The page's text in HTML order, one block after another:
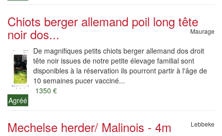
Chiots berger allemand poil long tête
noir dos... Maurage
De magnifiques petits chiots berger allemand dos droit
tête noir issues de notre petite élevage familial sont
disponibles à la réservation ils pourront partir à l'âge de
10 semaines pucer vacciné...
1350 €
Agréé
Mechelse herder/ Malinois - 4m Lebbeke